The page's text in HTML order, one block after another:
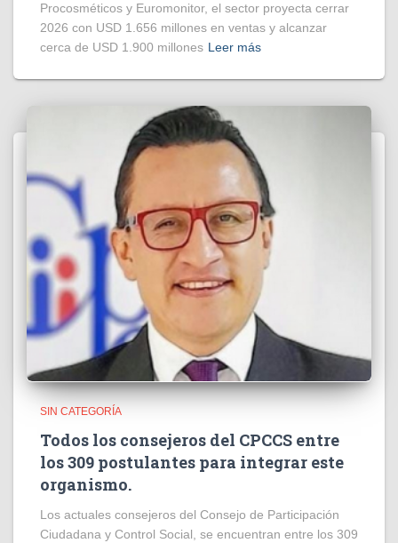
Procosméticos y Euromonitor, el sector proyecta cerrar
2026 con USD 1.656 millones en ventas y alcanzar
cerca de USD 1.900 millones Leer más
SIN CATEGORÍA
Todos los consejeros del CPCCS entre
los 309 postulantes para integrar este
organismo.
Los actuales consejeros del Consejo de Participación
Ciudadana y Control Social, se encuentran entre los 309